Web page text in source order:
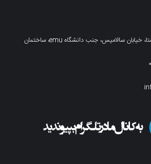
قبرس شمالی، فاماگوستا، خیابان سالامیس، جنب دانشگاه emu، ساختمان